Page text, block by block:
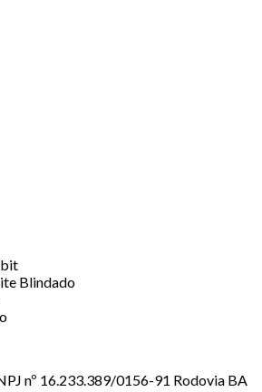
nº 16.233.389/0156-91 Rodovia BA